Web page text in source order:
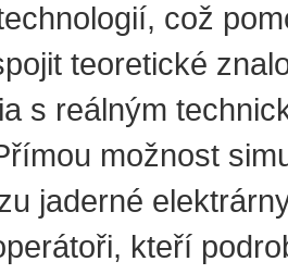
což
teoretické
s reálným
možnost
jaderné
kteří